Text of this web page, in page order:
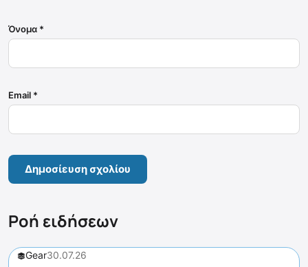
Όνομα *
Email *
Ροή ειδήσεων
Gear30.07.26